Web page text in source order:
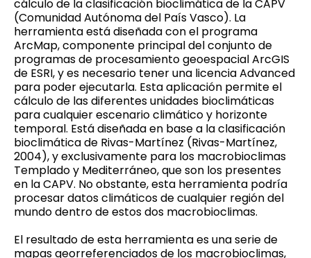
cálculo de la clasificación bioclimática de la CAPV
(Comunidad Autónoma del País Vasco). La
herramienta está diseñada con el programa
ArcMap, componente principal del conjunto de
programas de procesamiento geoespacial ArcGIS
de ESRI, y es necesario tener una licencia Advanced
para poder ejecutarla. Esta aplicación permite el
cálculo de las diferentes unidades bioclimáticas
para cualquier escenario climático y horizonte
temporal. Está diseñada en base a la clasificación
bioclimática de Rivas-Martínez (Rivas-Martínez,
2004), y exclusivamente para los macrobioclimas
Templado y Mediterráneo, que son los presentes
en la CAPV. No obstante, esta herramienta podría
procesar datos climáticos de cualquier región del
mundo dentro de estos dos macrobioclimas.
El resultado de esta herramienta es una serie de
mapas georreferenciados de los macrobioclimas,